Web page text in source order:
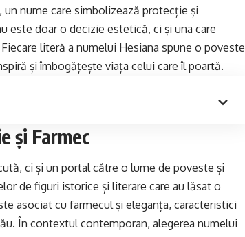
un nume care simbolizează protecție și
este doar o decizie estetică, ci și una care
literă a numelui Hesiana spune o poveste
și îmbogățește viața celui care îl poartă.
și Farmec
ci și un portal către o lume de poveste și
de figuri istorice și literare care au lăsat o
asociat cu farmecul și eleganța, caracteristici
În contextul contemporan, alegerea numelui